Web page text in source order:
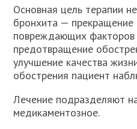
Основная цель терапии
бронхита — прекращение
повреждающих факторов
предотвращение
улучшение качества
обострения пациент
Лечение подразделяют
медикаментозное.